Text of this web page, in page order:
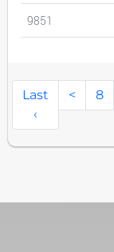
9851
8
>
Last
›